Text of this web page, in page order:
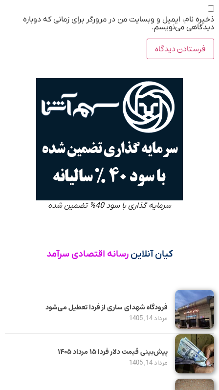
ذخیره نام، ایمیل و وبسایت من در مرورگر برای زمانی که دوباره
دیدگاهی می‌نویسم.
سرمایه گذاری با سود 40% تضمین شده
کیان آنلاین رسانه اقتصادی سرآمد
فرودگاه شهدای ساری از فردا تعطیل می‌شود
مرداد 14, 1405
پیش‌بینی قیمت دلار فردا ۱۵ مرداد ۱۴۰۵
مرداد 14, 1405